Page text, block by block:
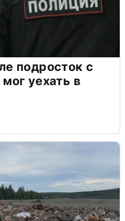
подросток с
уехать в